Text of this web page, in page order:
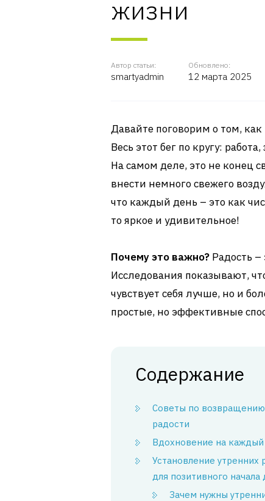
жизни
Автор статьи:
smartyadmin
Обновлено:
12 марта 2025
Давайте поговорим о том,
Весь этот бег по кругу:
На самом деле, это не конец
внести немного свежего
что каждый день – это как
то яркое и удивительное!
Почему это важно? Радость –
Исследования показывают,
чувствует себя лучше, но и
простые, но эффективные
Содержание
Советы по возвращению
радости
Вдохновение на
Установление утренних
для позитивного начала
Зачем нужны